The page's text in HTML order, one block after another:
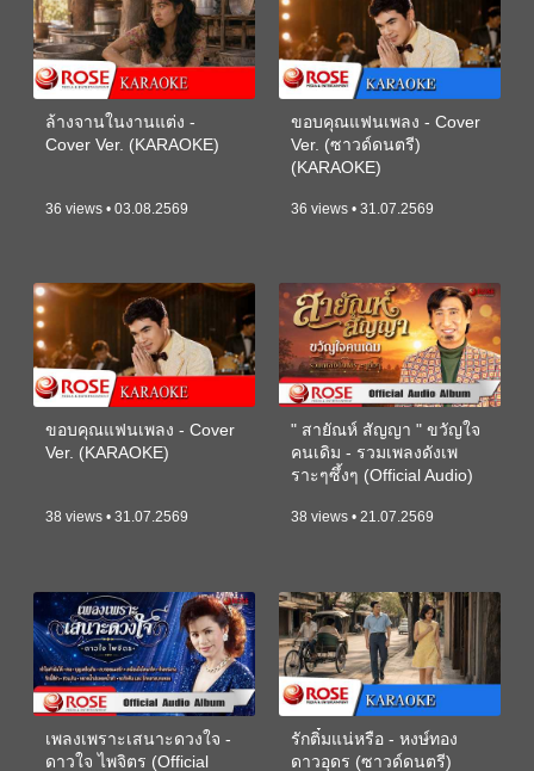
ล้างจานในงานแต่ง -
Cover Ver. (KARAOKE)
36 views • 03.08.2569
ขอบคุณแฟนเพลง - Cover
Ver. (ซาวด์ดนตรี)
(KARAOKE)
36 views • 31.07.2569
ขอบคุณแฟนเพลง - Cover
Ver. (KARAOKE)
38 views • 31.07.2569
" สายัณห์ สัญญา " ขวัญใจ
คนเดิม - รวมเพลงดังเพ
ราะๆซึ้งๆ (Official Audio)
38 views • 21.07.2569
เพลงเพราะเสนาะดวงใจ -
ดาวใจ ไพจิตร (Official
รักติ๋มแน่หรือ - หงษ์ทอง
ดาวอุดร (ซาวด์ดนตรี)